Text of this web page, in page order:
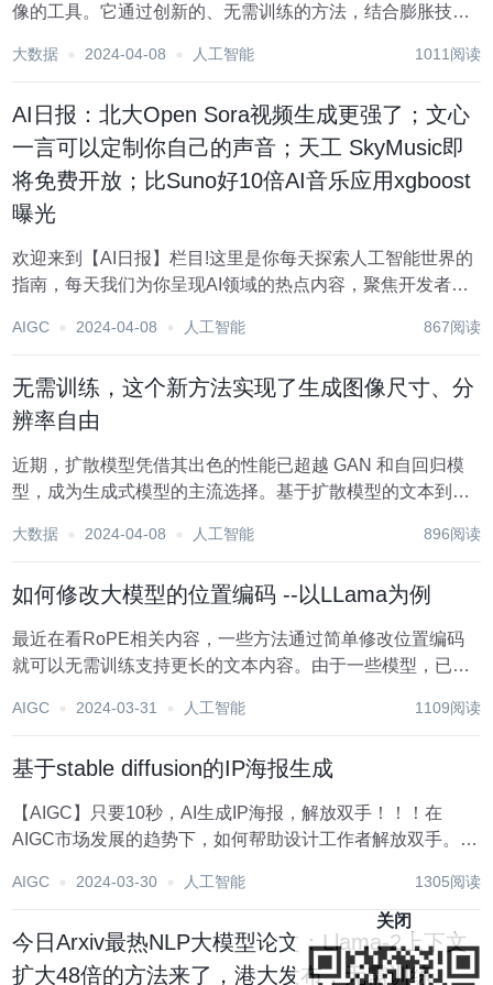
像的工具。它通过创新的、无需训练的方法，结合膨胀技术
图像生成。使用FouriScale作为指导，这个工具成功平衡了
大数据 2024-04-08 人工智能 1011阅读
AI日报：北大Open Sora视频生成更强了；文心
一言可以定制你自己的声音；天工 SkyMusic即
将免费开放；比Suno好10倍AI音乐应用xgboost
曝光
欢迎来到【AI日报】栏目!这里是你每天探索人工智能世界的
指南，每天我们为你呈现AI领域的热点内容，聚焦开发者，
了解：https://top.aibase.com/ ???AI应用 北大Open S...
AIGC 2024-04-08 人工智能 867阅读
无需训练，这个新方法实现了生成图像尺寸、分
辨率自由
近期，扩散模型凭借其出色的性能已超越 GAN 和自回归模
型，成为生成式模型的主流选择。基于扩散模型的文本到图
了生成高质量图像的惊人能力。通常，这些模型在特定分辨
大数据 2024-04-08 人工智能 896阅读
如何修改大模型的位置编码 --以LLama为例
最近在看RoPE相关内容，一些方法通过简单修改位置编码
就可以无需训练支持更长的文本内容。由于一些模型，已经
以下相关代码，记录一下。原理这里就不细讲了，贴几个相
AIGC 2024-03-31 人工智能 1109阅读
基于stable diffusion的IP海报生成
【AIGC】只要10秒，AI生成IP海报，解放双手！！！在
AIGC市场发展的趋势下，如何帮助设计工作者解放双手。本
diffusion的使用，完成自有IP的训练以及生成，主要从部
AIGC 2024-03-30 人工智能 1305阅读
今日Arxiv最热NLP大模型论文：Llama-2上下文
扩大48倍的方法来了，港大发布，无需训练
关闭